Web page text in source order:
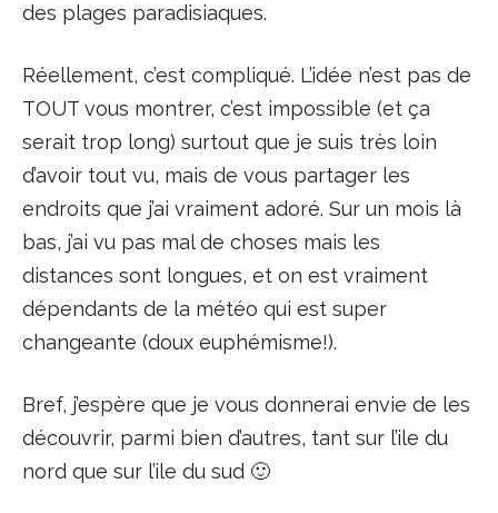
des plages paradisiaques.
Réellement, c’est compliqué. L’idée n’est pas de
TOUT vous montrer, c’est impossible (et ça
serait trop long) surtout que je suis très loin
d’avoir tout vu, mais de vous partager les
endroits que j’ai vraiment adoré. Sur un mois là
bas, j’ai vu pas mal de choses mais les
distances sont longues, et on est vraiment
dépendants de la météo qui est super
changeante (doux euphémisme!).
Bref, j’espère que je vous donnerai envie de les
découvrir, parmi bien d’autres, tant sur l’ile du
nord que sur l’ile du sud 🙂